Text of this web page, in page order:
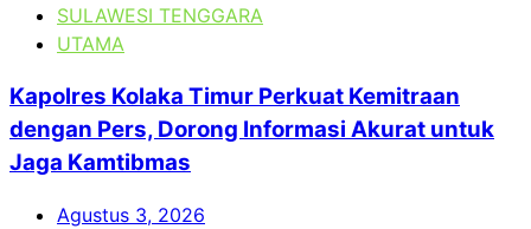
SULAWESI TENGGARA
UTAMA
Kapolres Kolaka Timur Perkuat Kemitraan
dengan Pers, Dorong Informasi Akurat untuk
Jaga Kamtibmas
Agustus 3, 2026